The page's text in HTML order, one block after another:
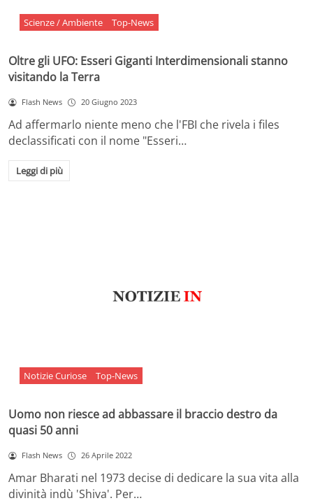
Scienze / Ambiente Top-News
Oltre gli UFO: Esseri Giganti Interdimensionali stanno
visitando la Terra
Flash News 20 Giugno 2023
Ad affermarlo niente meno che l'FBI che rivela i files
declassificati con il nome "Esseri…
Leggi di più
Notizie Curiose Top-News
Uomo non riesce ad abbassare il braccio destro da
quasi 50 anni
Flash News 26 Aprile 2022
Amar Bharati nel 1973 decise di dedicare la sua vita alla
divinità indù 'Shiva'. Per…